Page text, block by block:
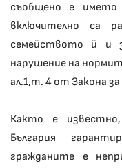
съобщено е
включително са
семейството й и
нарушение на
ал.1,т. 4 от Закона
Както е
България
гражданите е